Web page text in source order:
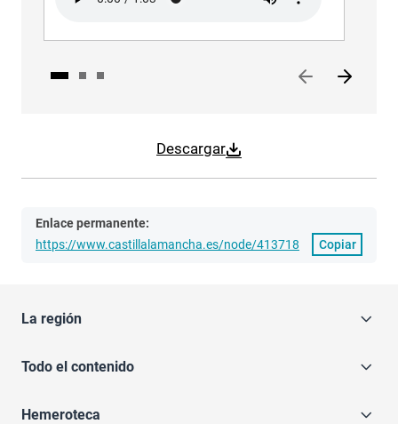
Descargar
Enlace permanente:
https://www.castillalamancha.es/node/413718
Copiar
La región
Todo el contenido
Hemeroteca